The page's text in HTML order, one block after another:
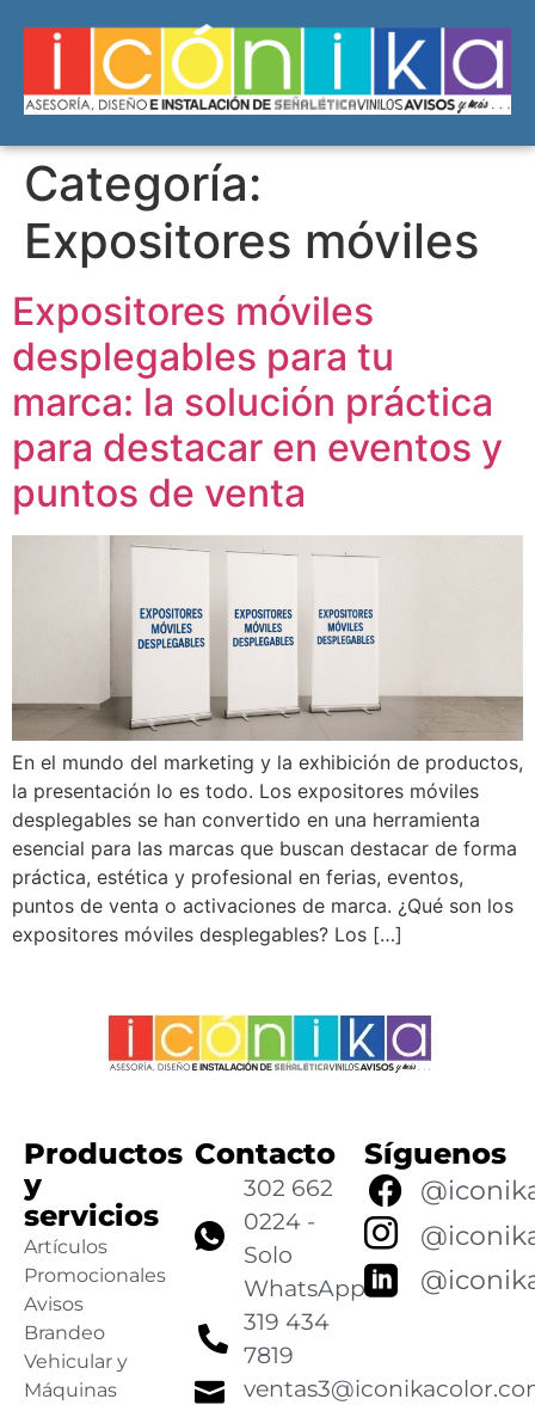
Categoría:
Expositores móviles
Expositores móviles
desplegables para tu
marca: la solución práctica
para destacar en eventos y
puntos de venta
En el mundo del marketing y la exhibición de productos,
la presentación lo es todo. Los expositores móviles
desplegables se han convertido en una herramienta
esencial para las marcas que buscan destacar de forma
práctica, estética y profesional en ferias, eventos,
puntos de venta o activaciones de marca. ¿Qué son los
expositores móviles desplegables? Los […]
Productos
y
servicios
Artículos
Promocionales
Avisos
Brandeo
Vehicular y
Máquinas
Contacto
302 662
0224 -
Solo
WhatsApp
319 434
7819
Síguenos